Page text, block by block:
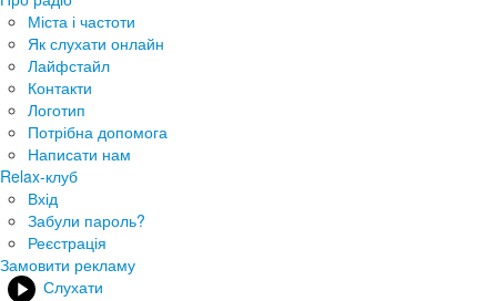
Міста і частоти
Як слухати онлайн
Лайфстайл
Контакти
Логотип
Потрібна допомога
Написати нам
Relax-клуб
Вхід
Забули пароль?
Реєстрація
Замовити рекламу
Слухати